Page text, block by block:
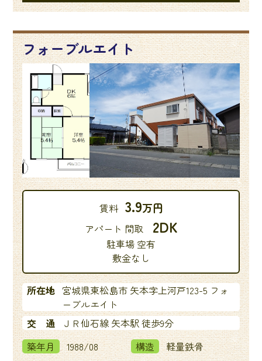
フォーブルエイト
賃料 3.9万円
アパート 間取 2DK
駐車場 空有
敷金なし
所在地 宮城県東松島市 矢本字上河戸123-5 フォ
ーブルエイト
交 通
ＪＲ仙石線 矢本駅 徒歩9分
築年月
1988/08 構造
軽量鉄骨